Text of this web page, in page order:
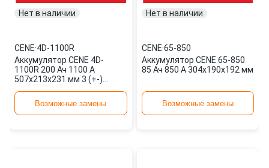
Нет в наличии
CENE·4D-1100R
Аккумулятор CENE 4D-
1100R 200 Ач 1100 А
507x213x231 мм 3 (+-)
Возможные замены
Нет в наличии
CENE·65-850
Аккумулятор CENE 65-850
85 Ач 850 А 304x190x192 мм
Возможные замены